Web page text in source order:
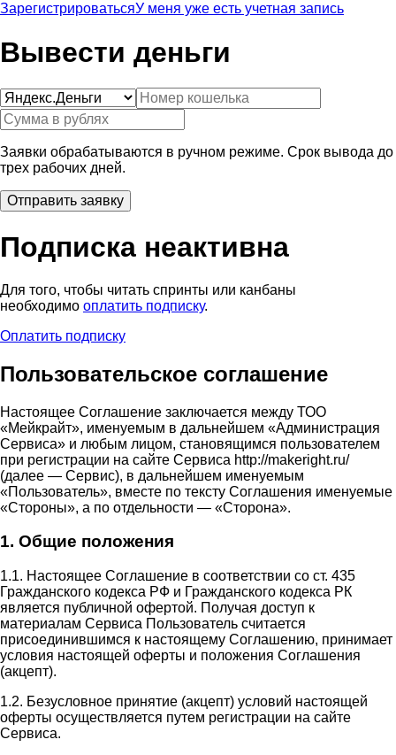
ЗарегистрироватьсяУ меня уже есть учетная запись
Вывести деньги
Заявки обрабатываются в ручном режиме. Срок вывода до
трех рабочих дней.
Подписка неактивна
Для того, чтобы читать спринты или канбаны
необходимо оплатить подписку.
Оплатить подписку
Пользовательское соглашение
Настоящее Соглашение заключается между ТОО
«Мейкрайт», именуемым в дальнейшем «Администрация
Сервиса» и любым лицом, становящимся пользователем
при регистрации на сайте Сервиса http://makeright.ru/
(далее — Сервис), в дальнейшем именуемым
«Пользователь», вместе по тексту Соглашения именуемые
«Стороны», а по отдельности — «Сторона».
1. Общие положения
1.1. Настоящее Соглашение в соответствии со ст. 435
Гражданского кодекса РФ и Гражданского кодекса РК
является публичной офертой. Получая доступ к
материалам Сервиса Пользователь считается
присоединившимся к настоящему Соглашению, принимает
условия настоящей оферты и положения Соглашения
(акцепт).
1.2. Безусловное принятие (акцепт) условий настоящей
оферты осуществляется путем регистрации на сайте
Сервиса.